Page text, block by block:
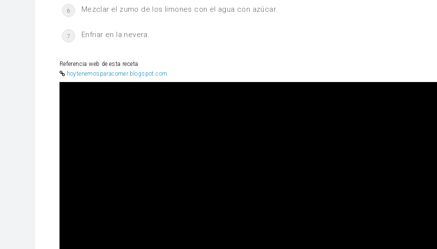
6 Mezclar el zumo de los limones con el agua con azúcar.
7 Enfriar en la nevera.
Referencia web de esta receta
hoytenemosparacomer.blogspot.com